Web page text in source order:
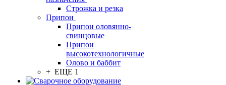
Строжка и резка
Припои
Припои оловянно-
свинцовые
Припои
высокотехнологичные
Олово и баббит
+ ЕЩЕ 1